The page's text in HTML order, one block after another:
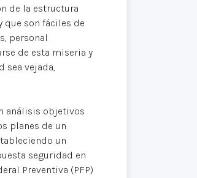
de la estructura
son fáciles de
personal
de esta miseria y
sea vejada,
análisis objetivos
planes de un
un
seguridad en
Preventiva (PFP)